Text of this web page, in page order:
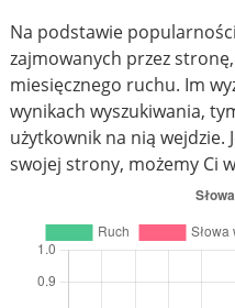
Na podstawie
zajmowanych przez
miesięcznego ruchu. Im
wynikach wyszukiwania,
użytkownik na nią wejdzie.
swojej strony, możemy Ci